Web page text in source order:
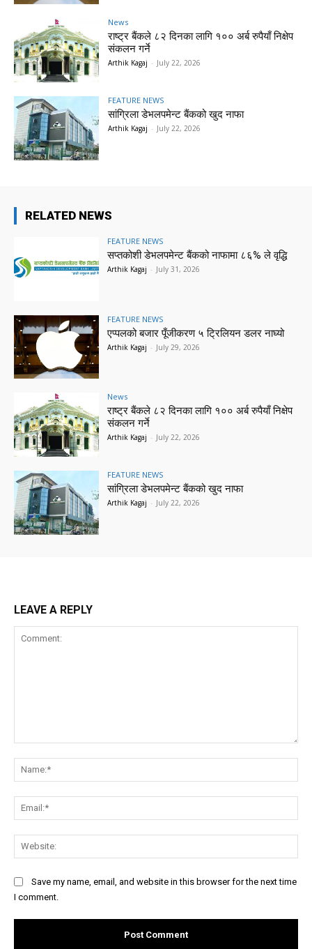
News
राष्ट्र बैंकले ८२ दिनका लागि १०० अर्ब रुपैयाँ निक्षेप
संकलन गर्ने
Arthik Kagaj - July 22, 2026
FEATURE NEWS
सांग्रिला डेभलपमेन्ट बैंकको खुद नाफा
Arthik Kagaj - July 22, 2026
RELATED NEWS
FEATURE NEWS
सप्तकोशी डेभलपमेन्ट बैंकको नाफामा ८६% ले वृद्धि
Arthik Kagaj - July 31, 2026
FEATURE NEWS
एप्पलको बजार पूँजीकरण ५ ट्रिलियन डलर नाघ्यो
Arthik Kagaj - July 29, 2026
News
राष्ट्र बैंकले ८२ दिनका लागि १०० अर्ब रुपैयाँ निक्षेप
संकलन गर्ने
Arthik Kagaj - July 22, 2026
FEATURE NEWS
सांग्रिला डेभलपमेन्ट बैंकको खुद नाफा
Arthik Kagaj - July 22, 2026
LEAVE A REPLY
Save my name, email, and website in this browser for the next time
I comment.